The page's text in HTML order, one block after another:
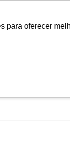
para oferecer